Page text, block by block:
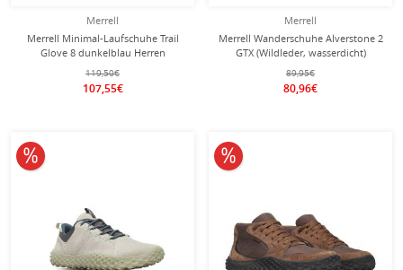
Merrell
Merrell Minimal-Laufschuhe Trail
Glove 8 dunkelblau Herren
119,50€
107,55€
Merrell
Merrell Wanderschuhe Alverstone 2
GTX (Wildleder, wasserdicht)
schwarz Herren
89,95€
80,96€
10% reduziert 10% reduziert